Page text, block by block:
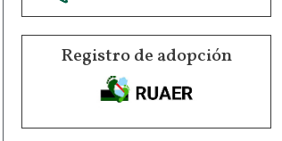
Registro de adopción